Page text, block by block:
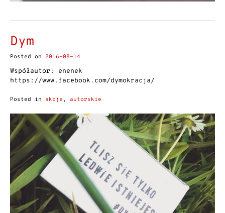
Dym
Posted on 2016-08-14
Współautor: enenek
https://www.facebook.com/dymokracja/
Posted in akcje , autorskie